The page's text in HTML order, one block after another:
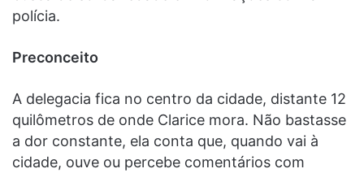
polícia.
Preconceito
A delegacia fica no centro da cidade, distante 12
quilômetros de onde Clarice mora. Não bastasse
a dor constante, ela conta que, quando vai à
cidade, ouve ou percebe comentários com